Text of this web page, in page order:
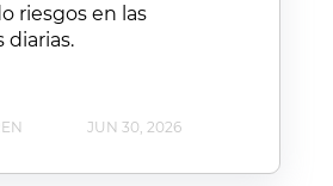
riesgos en las
diarias.
JUN 30, 2026